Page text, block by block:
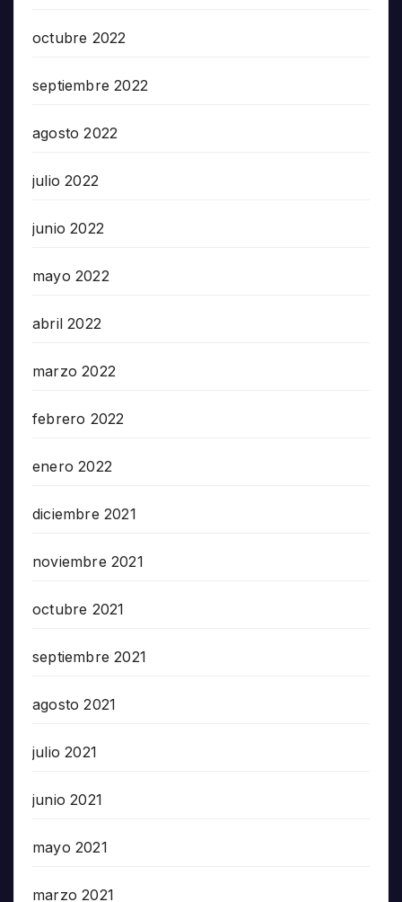
octubre 2022
septiembre 2022
agosto 2022
julio 2022
junio 2022
mayo 2022
abril 2022
marzo 2022
febrero 2022
enero 2022
diciembre 2021
noviembre 2021
octubre 2021
septiembre 2021
agosto 2021
julio 2021
junio 2021
mayo 2021
marzo 2021